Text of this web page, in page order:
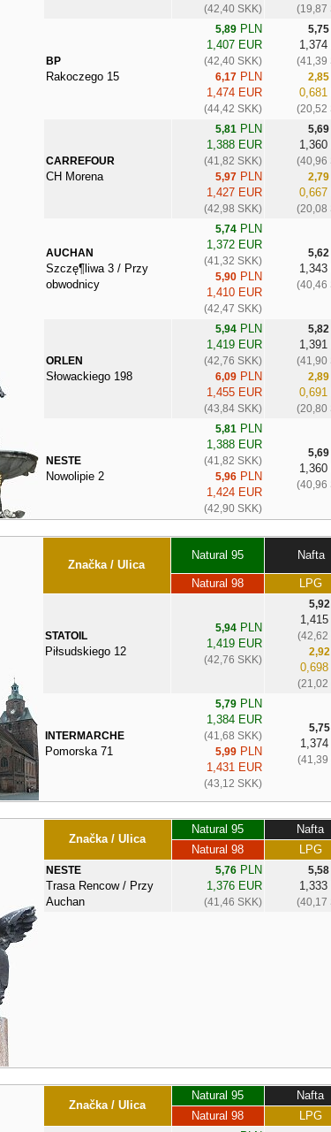
(42,40 SKK) (19,87
BP
Rakoczego 15
5,89PLN
1,407 EUR
(42,40 SKK)
6,17PLN
1,474 EUR
(44,42 SKK)
5,75
1,374
(41,39
2,85
0,681
(20,52
CARREFOUR
CH Morena
5,81 PLN
1,388 EUR
(41,82 SKK)
5,97PLN
1,427 EUR
(42,98 SKK)
5,69
1,360
(40,96
2,79
0,667
(20,08
AUCHAN
Szczę¶liwa 3 / Przy
obwodnicy
5,74PLN
1,372 EUR
(41,32 SKK)
5,90PLN
1,410 EUR
(42,47 SKK)
5,62
1,343
(40,46
ORLEN
Słowackiego 198
5,94PLN
1,419 EUR
(42,76 SKK)
6,09PLN
1,455 EUR
(43,84 SKK)
5,82
1,391
(41,90
2,89
0,691
(20,80
NESTE
Nowolipie 2
5,81 PLN
1,388 EUR
(41,82 SKK)
5,96PLN
1,424 EUR
(42,90 SKK)
5,69
1,360
(40,96
Značka / Ulica
Natural 95 Nafta
Natural 98 LPG
STATOIL
Piłsudskiego 12
5,94PLN
1,419 EUR
(42,76 SKK)
5,92
(42,62
2,92
0,698
(21,02
INTERMARCHE
Pomorska 71
5,79PLN
1,384 EUR
(41,68 SKK)
5,99PLN
1,431 EUR
(43,12 SKK)
5,75
(41,39
Značka / Ulica
Natural 95 Nafta
Natural 98 LPG
NESTE
Trasa Rencow / Przy
Auchan
5,76PLN
1,376 EUR
(41,46 SKK)
5,58
1,333
(40,17
Značka / Ulica
Natural 95
Nafta
Natural 98
LPG